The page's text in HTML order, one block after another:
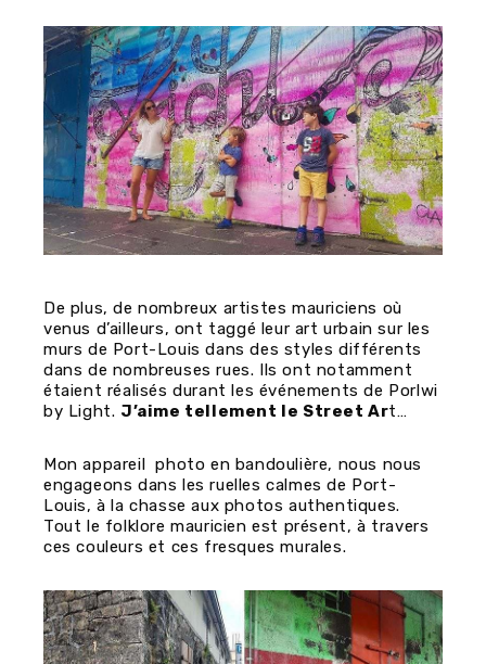
De plus, de nombreux artistes mauriciens où
venus d’ailleurs, ont taggé leur art urbain sur les
murs de Port-Louis dans des styles différents
dans de nombreuses rues. Ils ont notamment
étaient réalisés durant les événements de Porlwi
by Light. J’aime tellement le Street Art…
Mon appareil photo en bandoulière, nous nous
engageons dans les ruelles calmes de Port-
Louis, à la chasse aux photos authentiques.
Tout le folklore mauricien est présent, à travers
ces couleurs et ces fresques murales.